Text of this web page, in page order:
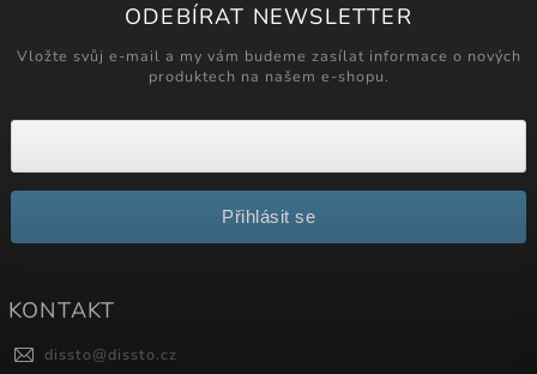
ODEBÍRAT NEWSLETTER
Vložte svůj e-mail a my vám budeme zasílat informace o nových
produktech na našem e-shopu.
Přihlásit se
KONTAKT
dissto@dissto.cz